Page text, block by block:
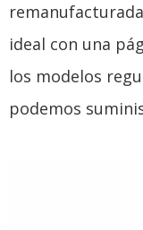
ideal con una
los modelos
podemos